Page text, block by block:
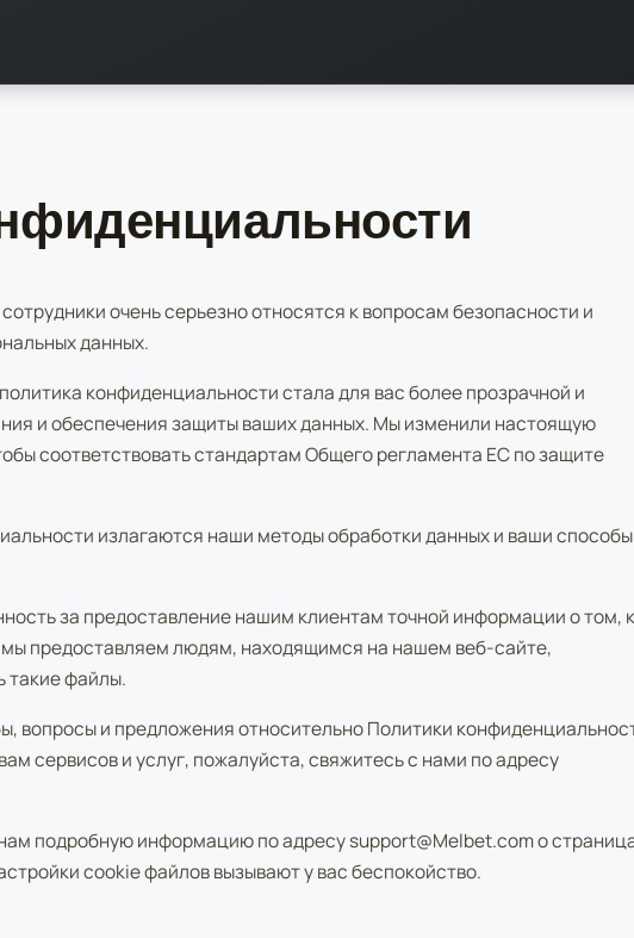
очень серьезно относятся к вопросам безопасности и
данных.
конфиденциальности стала для вас более прозрачной и
и обеспечения защиты ваших данных. Мы изменили настоящую
соответствовать стандартам Общего регламента ЕС по защите
излагаются наши методы обработки данных и ваши способы
за предоставление нашим клиентам точной информации о том,
предоставляем людям, находящимся на нашем веб-сайте,
такие файлы.
вопросы и предложения относительно Политики
сервисов и услуг, пожалуйста, свяжитесь с нами по адресу
подробную информацию по адресу support@Melbet.com о
cookie файлов вызывают у вас беспокойство.